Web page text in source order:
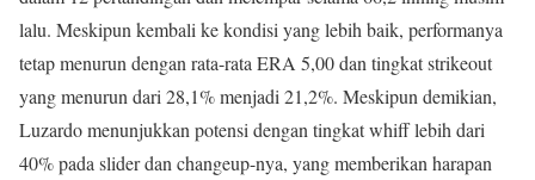
lalu. Meskipun kembali ke kondisi yang lebih baik, performanya
tetap menurun dengan rata-rata ERA 5,00 dan tingkat strikeout
yang menurun dari 28,1% menjadi 21,2%. Meskipun demikian,
Luzardo menunjukkan potensi dengan tingkat whiff lebih dari
40% pada slider dan changeup-nya, yang memberikan harapan